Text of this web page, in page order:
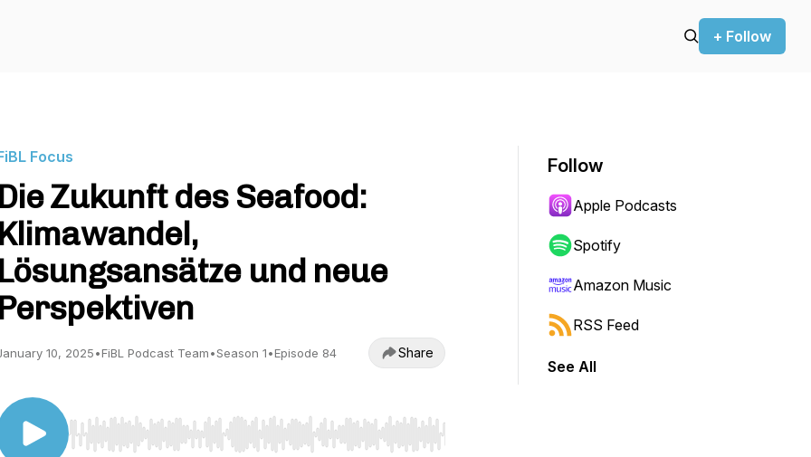
+ Follow
Focus
Die Zukunft des Seafood:
Klimawandel,
Lösungsansätze und neue
Perspektiven
10, 2025•FiBL Podcast Team•Season 1•Episode 84 Share
Use Left/Right to seek, Home/End to jump to start or end. Hold shift to jump forward or backward.
Follow
Apple Podcasts
Spotify
Amazon Music
RSS Feed
See All